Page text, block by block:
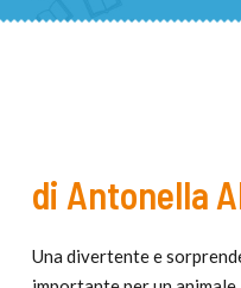
di Antonella
Una divertente e